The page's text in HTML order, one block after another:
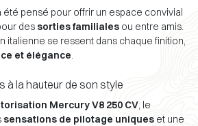
été pensé pour offrir un espace convivial
des sorties familiales ou entre amis.
italienne se ressent dans chaque finition,
et élégance.
à la hauteur de son style
Mercury V8 250 CV, le
sensations de pilotage uniques et une